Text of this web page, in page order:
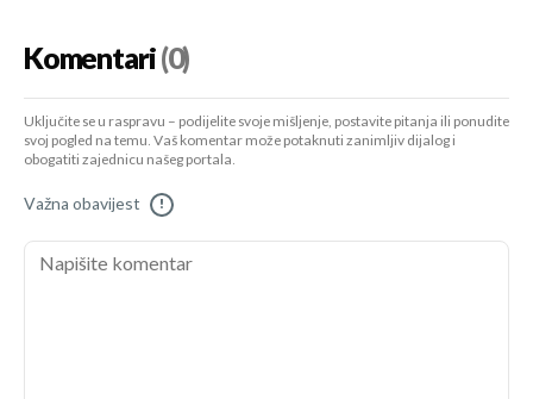
Komentari(0)
Uključite se u raspravu – podijelite svoje mišljenje, postavite pitanja ili ponudite
svoj pogled na temu. Vaš komentar može potaknuti zanimljiv dijalog i
obogatiti zajednicu našeg portala.
Važna obavijest !